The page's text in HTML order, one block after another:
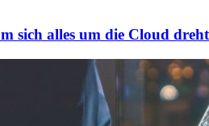
sich alles um die Cloud dreht